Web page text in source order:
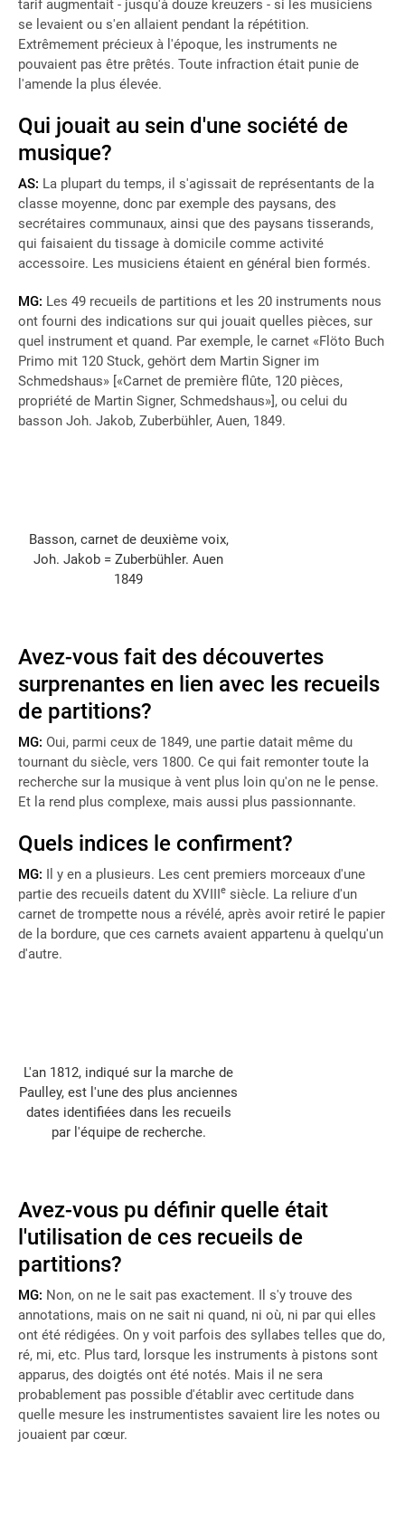
tarif augmentait - jusqu'à douze kreuzers - si les musiciens
se levaient ou s'en allaient pendant la répétition.
Extrêmement précieux à l'époque, les instruments ne
pouvaient pas être prêtés. Toute infraction était punie de
l'amende la plus élevée.
Qui jouait au sein d'une société de
musique?
AS: La plupart du temps, il s'agissait de représentants de la
classe moyenne, donc par exemple des paysans, des
secrétaires communaux, ainsi que des paysans tisserands,
qui faisaient du tissage à domicile comme activité
accessoire. Les musiciens étaient en général bien formés.
MG: Les 49 recueils de partitions et les 20 instruments nous
ont fourni des indications sur qui jouait quelles pièces, sur
quel instrument et quand. Par exemple, le carnet «Flöto Buch
Primo mit 120 Stuck, gehört dem Martin Signer im
Schmedshaus» [«Carnet de première flûte, 120 pièces,
propriété de Martin Signer, Schmedshaus»], ou celui du
basson Joh. Jakob, Zuberbühler, Auen, 1849.
Basson, carnet de deuxième voix,
Joh. Jakob = Zuberbühler. Auen
1849
Avez-vous fait des découvertes
surprenantes en lien avec les recueils
de partitions?
MG: Oui, parmi ceux de 1849, une partie datait même du
tournant du siècle, vers 1800. Ce qui fait remonter toute la
recherche sur la musique à vent plus loin qu'on ne le pense.
Et la rend plus complexe, mais aussi plus passionnante.
Quels indices le confirment?
MG: Il y en a plusieurs. Les cent premiers morceaux d'une
partie des recueils datent du XVIIIe siècle. La reliure d'un
carnet de trompette nous a révélé, après avoir retiré le papier
de la bordure, que ces carnets avaient appartenu à quelqu'un
d'autre.
L'an 1812, indiqué sur la marche de
Paulley, est l'une des plus anciennes
dates identifiées dans les recueils
par l'équipe de recherche.
Avez-vous pu définir quelle était
l'utilisation de ces recueils de
partitions?
MG: Non, on ne le sait pas exactement. Il s'y trouve des
annotations, mais on ne sait ni quand, ni où, ni par qui elles
ont été rédigées. On y voit parfois des syllabes telles que do,
ré, mi, etc. Plus tard, lorsque les instruments à pistons sont
apparus, des doigtés ont été notés. Mais il ne sera
probablement pas possible d'établir avec certitude dans
quelle mesure les instrumentistes savaient lire les notes ou
jouaient par cœur.